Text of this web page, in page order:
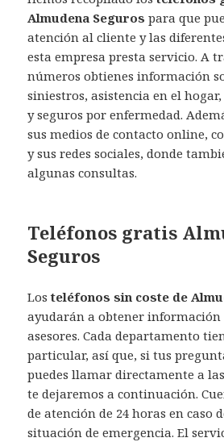
Almudena Seguros para que
atención al cliente y las
esta empresa presta servicio. A
números obtienes información
siniestros, asistencia en el
y seguros por enfermedad.
sus medios de contacto online,
y sus redes sociales, donde
algunas consultas.
Teléfonos gratis
Seguros
Los teléfonos sin coste de
ayudarán a obtener información
asesores. Cada departamento
particular, así que, si tus
puedes llamar directamente a
te dejaremos a continuación.
de atención de 24 horas en caso
situación de emergencia. El